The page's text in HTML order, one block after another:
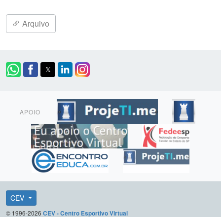
Arquivo
APOIO
CEV
© 1996-2026 CEV - Centro Esportivo Virtual